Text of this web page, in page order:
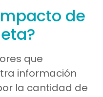
de
que
información
la cantidad de